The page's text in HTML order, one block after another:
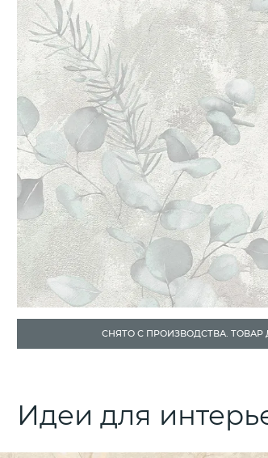
СНЯТО С ПРОИЗВОДСТВА.
Идеи для